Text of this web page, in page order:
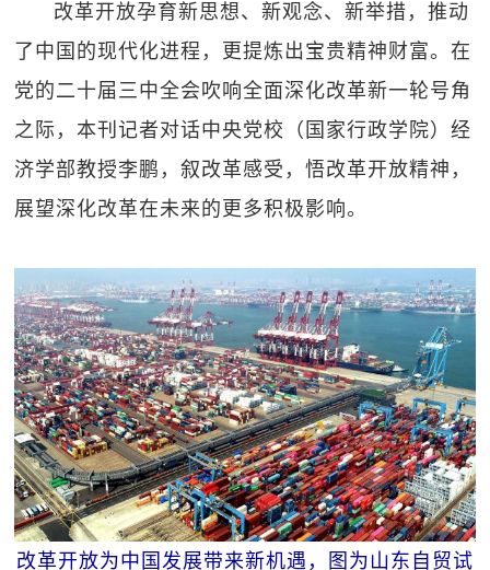
改革开放孕育新思想、新观念、新举措，推动
了中国的现代化进程，更提炼出宝贵精神财富。在
党的二十届三中全会吹响全面深化改革新一轮号角
之际，本刊记者对话中央党校（国家行政学院）经
济学部教授李鹏，叙改革感受，悟改革开放精神，
展望深化改革在未来的更多积极影响。
改革开放为中国发展带来新机遇，图为山东自贸试